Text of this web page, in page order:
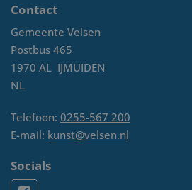
Contact
Gemeente Velsen
Postbus 465
1970 AL IJMUIDEN
NL
Telefoon: 0255-567 200
E-mail: kunst@velsen.nl
Socials